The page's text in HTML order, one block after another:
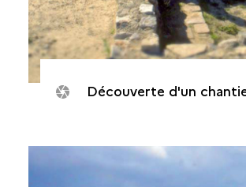
Découverte d'un chantier